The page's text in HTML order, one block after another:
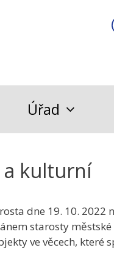
Úřad
a kulturní
dne 19. 10. 2022
starosty
ve věcech, které